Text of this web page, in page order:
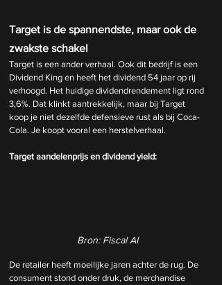
Target is de spannendste, maar ook de
zwakste schakel
Target is een ander verhaal. Ook dit bedrijf is een
Dividend King en heeft het dividend 54 jaar op rij
verhoogd. Het huidige dividendrendement ligt rond
3,6%. Dat klinkt aantrekkelijk, maar bij Target
koop je niet dezelfde defensieve rust als bij Coca-
Cola. Je koopt vooral een herstelverhaal.
Target aandelenprijs en dividend yield:
Bron: Fiscal AI
De retailer heeft moeilijke jaren achter de rug. De
consument stond onder druk, de merchandise